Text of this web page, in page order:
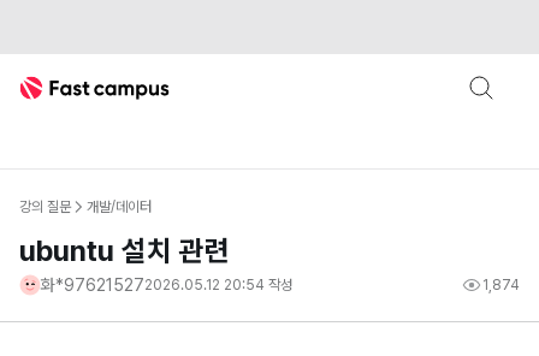
Fast Campus
강의 질문 개발/데이터
ubuntu 설치 관련
화*976215272026.05.12 20:54 작성 1,874